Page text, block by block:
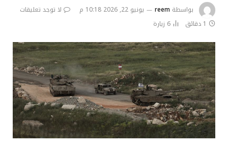
بواسطة reem يونيو 22, 2026 10:18 م
لا توجد تعليقات
1 دقائق
6 زيارة